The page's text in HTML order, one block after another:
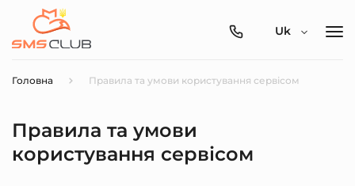
0800-
Uk
Головна Правила та умови користування сервісом
Правила та умови
користування сервісом